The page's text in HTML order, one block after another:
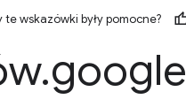
te wskazówki były pomocne?
.google